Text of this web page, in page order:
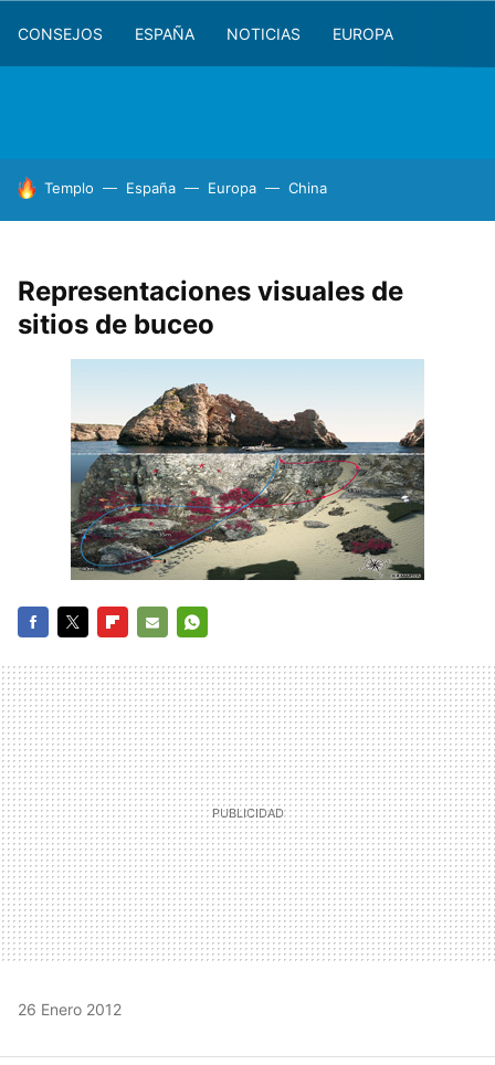
CONSEJOS ESPAÑA NOTICIAS EUROPA
HOY SE HABLA DE
Templo España Europa China
Representaciones visuales de
sitios de buceo
MAIL
26 Enero 2012